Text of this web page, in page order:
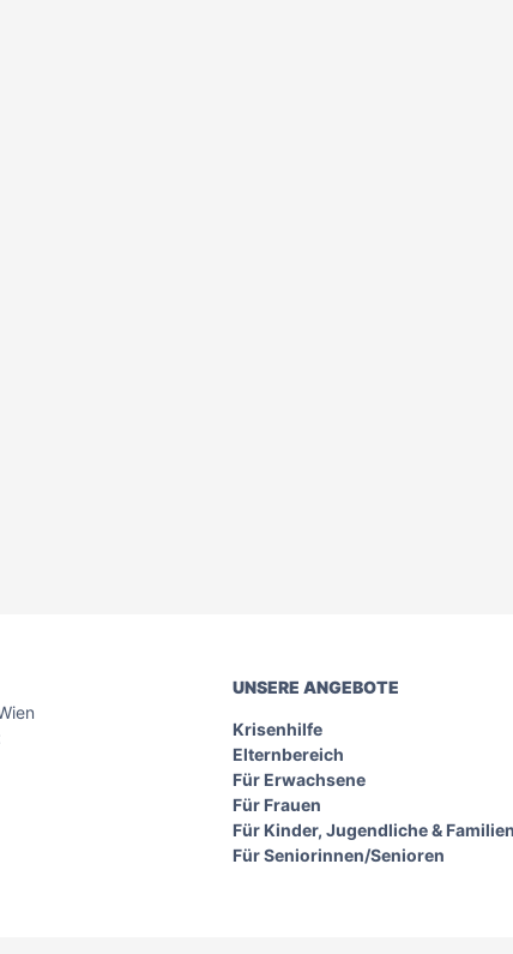
UNSERE ANGEBOTE
Krisenhilfe
Elternbereich
Für Erwachsene
Für Frauen
Für Kinder, Jugendliche & Familien
Für Seniorinnen/Senioren